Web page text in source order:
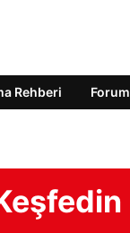
Rehberi Forum